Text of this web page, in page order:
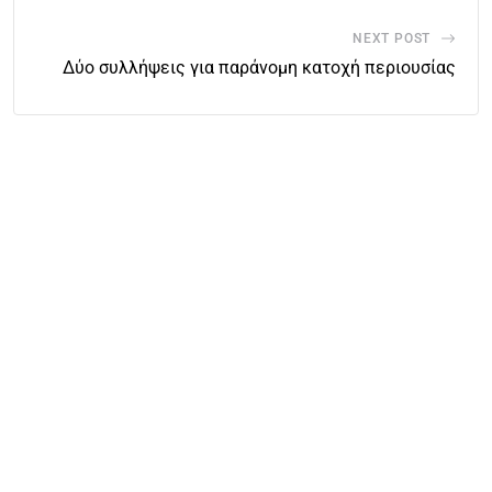
NEXT POST
Δύο συλλήψεις για παράνομη κατοχή περιουσίας